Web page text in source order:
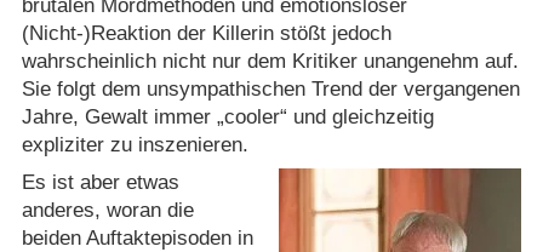
brutalen Mordmethoden und emotionsloser
(Nicht-)Reaktion der Killerin stößt jedoch
wahrscheinlich nicht nur dem Kritiker unangenehm auf.
Sie folgt dem unsympathischen Trend der vergangenen
Jahre, Gewalt immer „cooler“ und gleichzeitig
expliziter zu inszenieren.
Es ist aber etwas
anderes, woran die
beiden Auftaktepisoden in